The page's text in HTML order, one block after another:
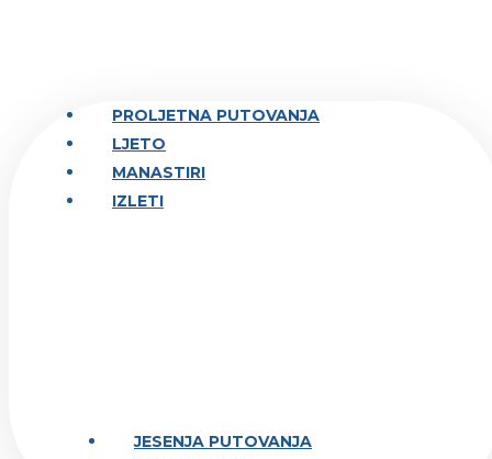
PROLJETNA PUTOVANJA
LJETO
MANASTIRI
IZLETI
JESENJA PUTOVANJA